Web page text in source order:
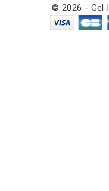
© 2026 - Gel